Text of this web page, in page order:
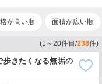
が高い順 面積が広い順
(1 ～20件目/238件)
歩きたくなる無垢の